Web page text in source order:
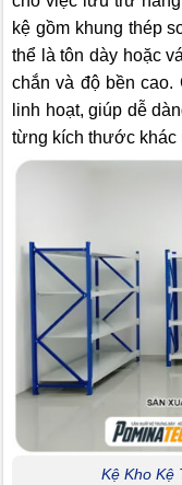
kệ gồm khung thép
thể là tôn dày hoặc
chắn và độ bền cao.
linh hoạt, giúp dễ
từng kích thước khác
Kệ Kho Kệ